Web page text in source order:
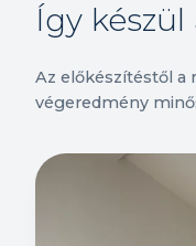
Így készül
Az előkészítéstől a
végeredmény